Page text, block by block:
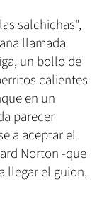
salchichas",
llamada
un bollo de
calientes
en un
parecer
a aceptar el
Norton -que
llegar el guion,